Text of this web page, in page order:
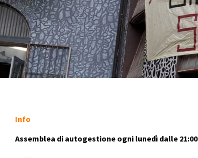
Info
Assemblea di autogestione ogni lunedì dalle 21:00